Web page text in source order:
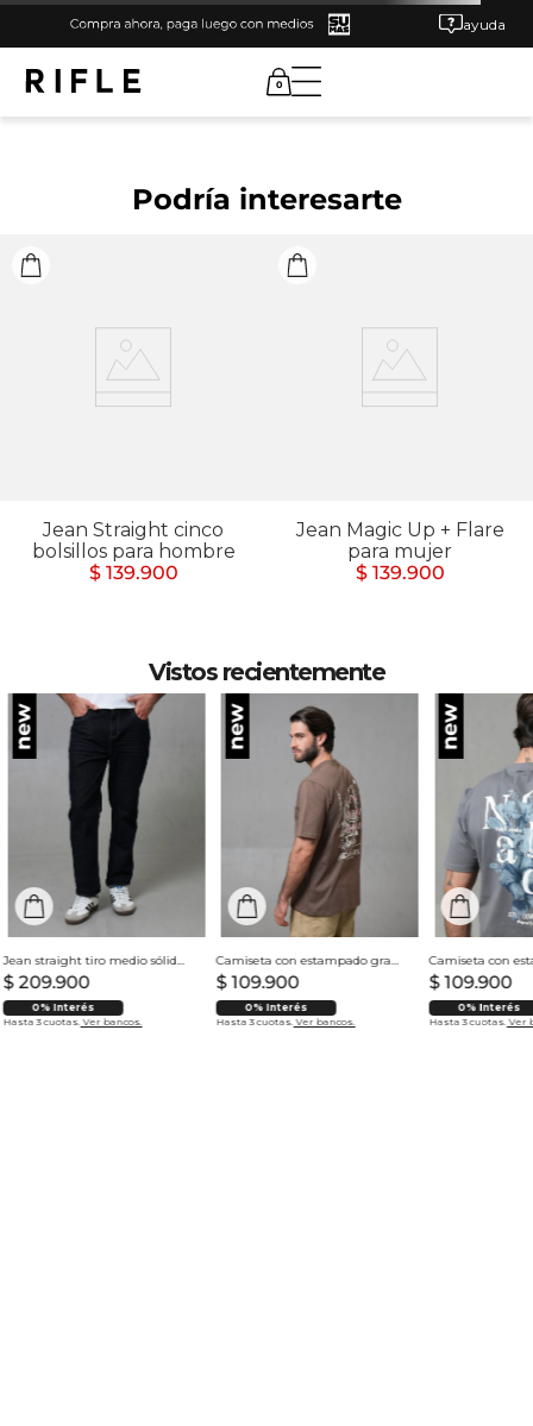
ayuda
0
Podría interesarte
Jean Straight cinco
bolsillos para hombre
$ 139.900
Jean Magic Up + Flare
para mujer
$ 139.900
Vistos recientemente
Jean straight tiro medio sólido para hombre
$ 209.900
0% Interés
Hasta 3 cuotas. Ver bancos.
Camiseta con estampado grande en espalda para hombre
$ 109.900
0% Interés
Hasta 3 cuotas. Ver bancos.
$ 109.900
0% Interés
Hasta 3 cuotas. Ver